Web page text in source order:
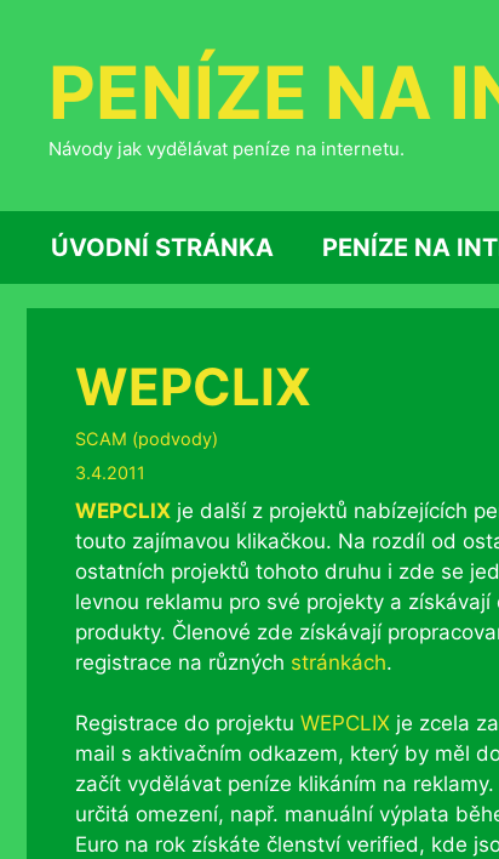
obsahPENÍZE NA
Návody jak vydělávat peníze na internetu.
ÚVODNÍ STRÁNKA PENÍZE NA
WEPCLIX
Rubriky
SCAM (podvody)
3.4.2011
WEPCLIX je další z projektů nabízejících
touto zajímavou klikačkou. Na rozdíl od
ostatních projektů tohoto druhu i zde se
levnou reklamu pro své projekty a
produkty. Členové zde získávají
registrace na různých stránkách.
Registrace do projektu WEPCLIX je zcela
mail s aktivačním odkazem, který by měl
začít vydělávat peníze klikáním na
určitá omezení, např. manuální výplata
Euro na rok získáte členství verified, kde